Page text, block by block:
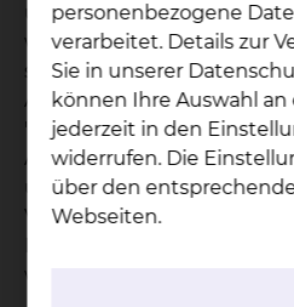
unvorhersehbaren
wird die wahlärztliche
ständigen ärztlichen
Abschluss eines Vertrages
"Chefarztbehandlung"
Aufstellung aller ständigen
unseres Klinikums. Im
Verhinderung des
wahlärztliche Leistungen in
personenbezogene
verarbeitet. Details zur
Sie in unserer
können Ihre Auswahl
jederzeit in den
widerrufen. Die
über den
Webseiten.